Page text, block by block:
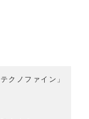
クノファイン」